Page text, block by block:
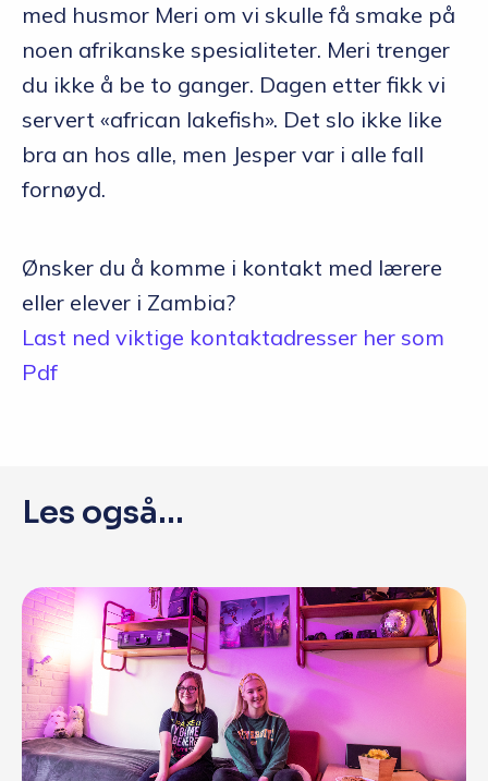
med husmor Meri om vi skulle få smake på
noen afrikanske spesialiteter. Meri trenger
du ikke å be to ganger. Dagen etter fikk vi
servert «african lakefish». Det slo ikke like
bra an hos alle, men Jesper var i alle fall
fornøyd.
Ønsker du å komme i kontakt med lærere
eller elever i Zambia?
Last ned viktige kontaktadresser her som
Pdf
Les også...